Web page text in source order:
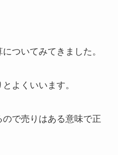
ついてみてきました。
よくいいます。
で売りはある意味で正